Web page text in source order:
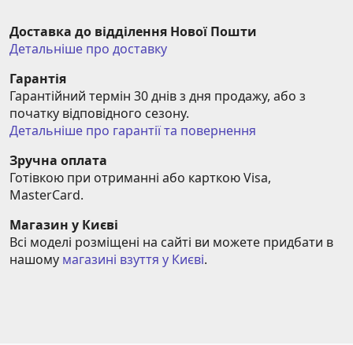
Доставка до відділення Нової Пошти
Детальніше про доставку
Гарантія
Гарантійний термін 30 днів з дня продажу, або з
початку відповідного сезону.
Детальніше про гарантії та повернення
Зручна оплата
Готівкою при отриманні або карткою Visa,
MasterCard.
Магазин у Києві
Всі моделі розміщені на сайті ви можете придбати в
нашому магазині взуття у Києві.